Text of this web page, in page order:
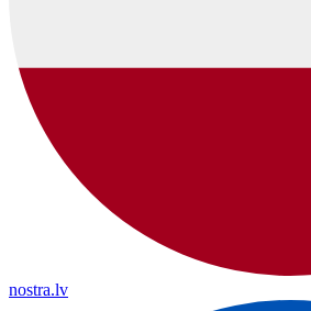
nostra.lv